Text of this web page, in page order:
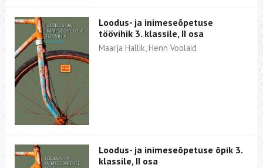
Loodus- ja inimeseõpetuse
töövihik 3. klassile, II osa
Maarja Hallik, Henn Voolaid
Loodus- ja inimeseõpetuse õpik 3.
klassile, II osa